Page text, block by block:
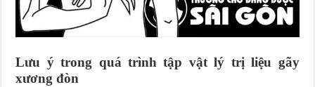
Lưu ý trong quá trình tập vật lý trị liệu gãy
xương đòn